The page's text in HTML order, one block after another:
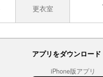
更衣室
アプリをダウンロード
iPhone版アプリ